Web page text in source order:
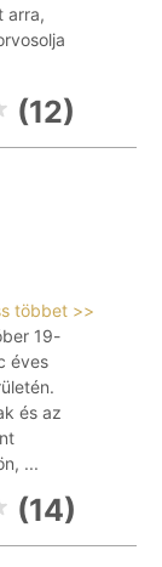
arra,
(12)
többet >>
19-
éves
és az
...
(14)